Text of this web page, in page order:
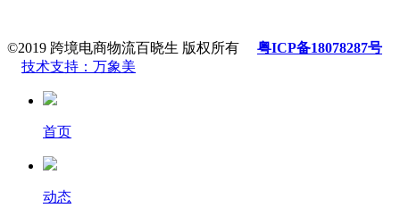
©2019 跨境电商物流百晓生 版权所有 粤ICP备18078287号
技术支持：万象美
首页
动态